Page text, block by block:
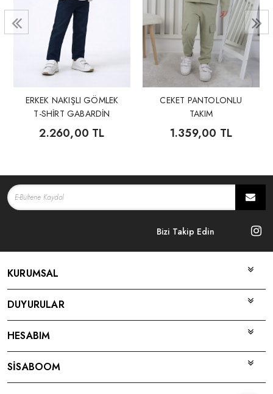
ERKEK NAKIŞLI GÖMLEK
T-SHİRT GABARDİN
PANTOLON 3'LÜ TAKIM
2.260,00 TL
CEKET PANTOLONLU
TAKIM
1.359,00 TL
Bizi Takip Edin
KURUMSAL
DUYURULAR
HESABIM
SİSABOOM